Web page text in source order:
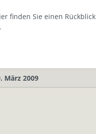
finden Sie einen Rückblick
März 2009